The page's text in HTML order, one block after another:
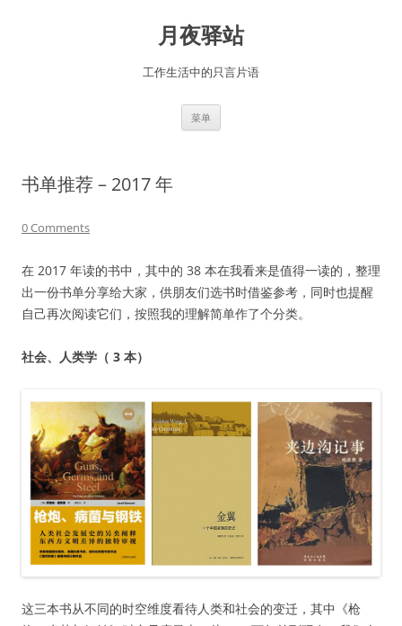
月夜驿站
工作生活中的只言片语
菜单
书单推荐 – 2017 年
0 Comments
在 2017 年读的书中，其中的 38 本在我看来是值得一读的，整理
出一份书单分享给大家，供朋友们选书时借鉴参考，同时也提醒
自己再次阅读它们，按照我的理解简单作了个分类。
社会、人类学（ 3 本）
这三本书从不同的时空维度看待人类和社会的变迁，其中《枪